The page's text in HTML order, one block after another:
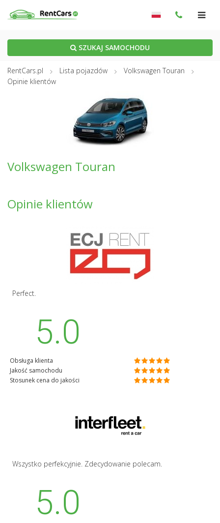
SZUKAJ SAMOCHODU
RentCars.pl Lista pojazdów
Volkswagen Touran
Opinie klientów
Volkswagen Touran
Opinie klientów
Perfect.
5.0
Obsługa klienta
Jakość samochodu
Stosunek cena do jakości
Wszystko perfekcyjnie. Zdecydowanie polecam.
5.0